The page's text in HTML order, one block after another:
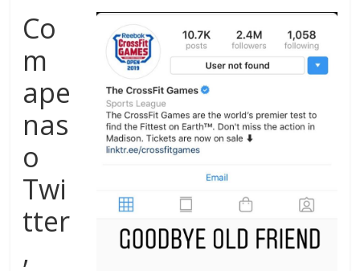
Co
m
ape
nas
o
Twi
tter
,